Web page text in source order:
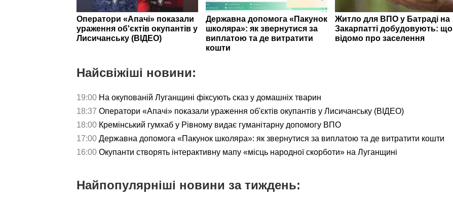
Оператори «Апачі» показали
ураження об'єктів окупантів у
Лисичанську (ВІДЕО)
Державна допомога «Пакунок
школяра»: як звернутися за
виплатою та де витратити
кошти
Житло для ВПО у Батраді на
Закарпатті добудовують: що
відомо про заселення
Найсвіжіші новини:
19:00 На окупованій Луганщині фіксують сказ у домашніх тварин
18:37 Оператори «Апачі» показали ураження об'єктів окупантів у Лисичанську (ВІДЕО)
18:00 Кремінський гумхаб у Рівному видає гуманітарну допомогу ВПО
17:00 Державна допомога «Пакунок школяра»: як звернутися за виплатою та де витратити кошти
16:00 Окупанти створять інтерактивну мапу «місць народної скорботи» на Луганщині
Найпопулярніші новини за тиждень: